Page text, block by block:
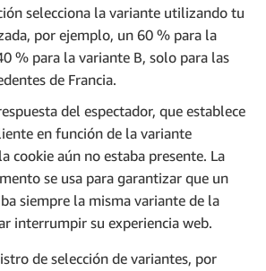
selecciona la variante utilizando tu
por ejemplo, un 60 % para la
% para la variante B, solo para las
de Francia.
del espectador, que establece
en función de la variante
cookie aún no estaba presente. La
se usa para garantizar que un
siempre la misma variante de la
interrumpir su experiencia web.
de selección de variantes, por